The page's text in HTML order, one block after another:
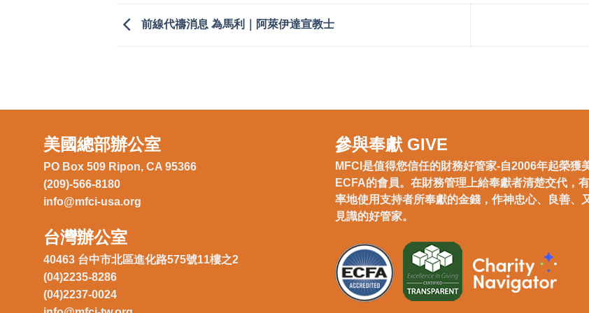
前線代禱消息 為馬利｜阿萊伊達宣教士
美國總部辦公室
PO Box 509 Ripon, CA 95366
(209)-566-8180
info@mfci-usa.org
台灣辦公室
40463 台中市北區進化路575號11樓之2
(04)2235-8286
(04)2237-0024
參與奉獻 GIVE
MFCI是值得您信任的財務好管家-自2006年起榮獲
ECFA的會員。在財務管理上給奉獻者清楚交代，
率地使用支持者所奉獻的金錢，作神忠心、良善、
見識的好管家。